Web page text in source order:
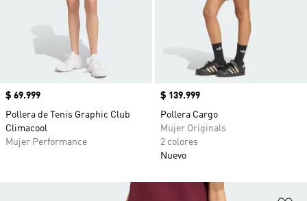
Precio
$ 69.999
Pollera de Tenis Graphic Club
Climacool
Mujer Performance
Precio
$ 139.999
Pollera Cargo
Mujer Originals
2 colores
Nuevo